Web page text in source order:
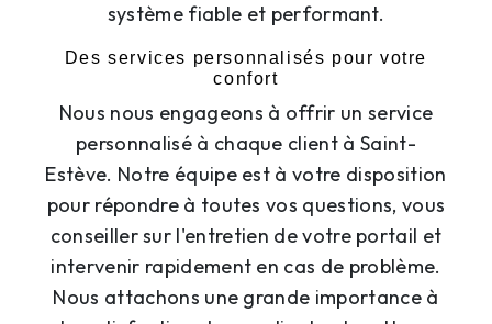
système fiable et performant.
Des services personnalisés pour votre
confort
Nous nous engageons à offrir un service
personnalisé à chaque client à Saint-
Estève. Notre équipe est à votre disposition
pour répondre à toutes vos questions, vous
conseiller sur l'entretien de votre portail et
intervenir rapidement en cas de problème.
Nous attachons une grande importance à